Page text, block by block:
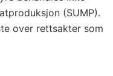
(SUMP).
over rettsakter som